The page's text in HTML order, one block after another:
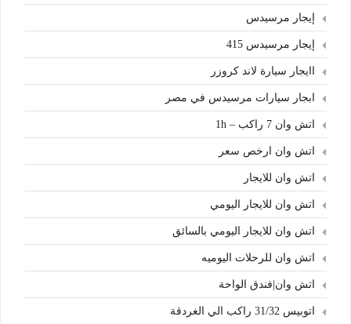
إيجار مرسيدس
إيجار مرسيدس 415
اايجار سيارة لاند كروزر
ابجار سيارات مرسيدس في مصر
اتش وان 7 راكب – 1h
اتش وان ارخص سعر
اتش وان للايجار
اتش وان للايجار اليومي
اتش وان للايجار اليومي بالسائق
اتش وان للرحلات اليوميه
اتش وان|فندق الواحة
اتوبيس 31/32 راكب الي الغردقة